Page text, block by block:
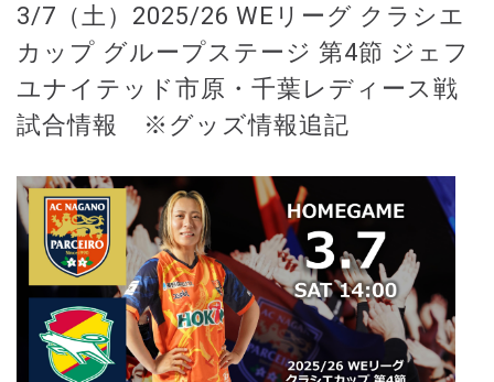
3/7（土）2025/26 WEリーグ クラシエ
カップ グループステージ 第4節 ジェフ
ユナイテッド市原・千葉レディース戦
試合情報 ※グッズ情報追記